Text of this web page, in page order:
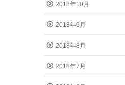
2018年10月
2018年9月
2018年8月
2018年7月